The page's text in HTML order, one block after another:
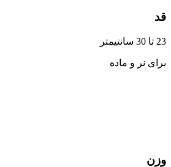
قد
23 تا 30 سانتیمتر
برای نر و ماده
وزن